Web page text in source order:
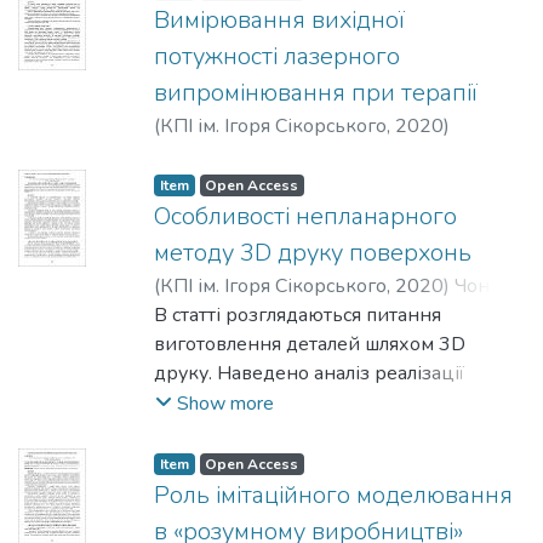
Вимірювання вихідної
потужності лазерного
випромінювання при терапії
(КПІ ім. Ігоря Сікорського, 2020)
Item Open Access
Особливості непланарного
методу 3D друку поверхонь
(КПІ ім. Ігоря Сікорського, 2020) Чонка,
Е. Я.;Новаковский, О. Г.
В статті розглядаються питання
виготовлення деталей шляхом 3D
друку. Наведено аналіз реалізації
процесу 3D друку методами
Deposition Method) і FFF (Fused Filament
Fabrication) отримання прототипів.
Показано шляхи вибору ефективної
Show more
Item Open Access
Роль імітаційного моделювання
в «розумному виробництві»